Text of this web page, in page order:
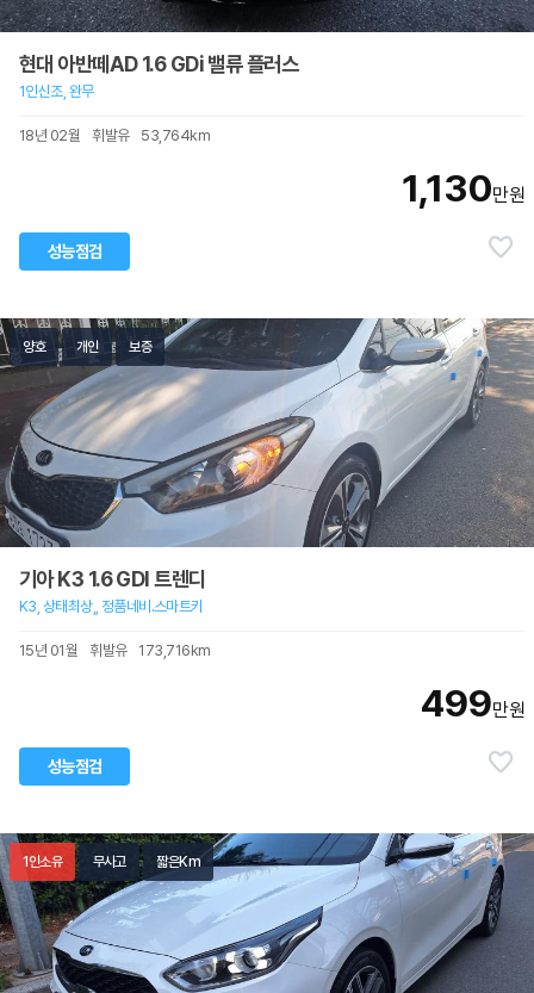
현대 아반떼AD 1.6 GDi 밸류 플러스
1인신조, 완무
18년 02월 휘발유 53,764km
성능점검
1,130만원
기아 K3 1.6 GDI 트렌디
K3, 상태최상,, 정품네비.스마트키
15년 01월 휘발유 173,716km
양호 개인 보증
성능점검
499만원
1인소유 무사고 짧은Km